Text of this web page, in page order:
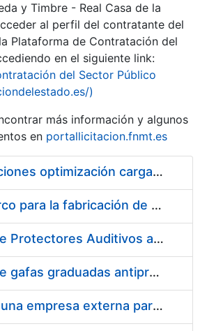
y Timbre - Real Casa de la
al perfil del contratante del
Plataforma de Contratación del
en el siguiente link:
del Sector Público
)
más información y algunos
en portallicitacion.fnmt.es
Pliego condiciones optimización cargas compras firmado
Acuerdo marco para la fabricación de piezas
Suministro de Protectores Auditivos a medida para las personas trabajadoras de los Centros de Trabajo de Madrid y Burgos
Suministro de gafas graduadas antiproyecciones para los trabajadores de la FNMT-RCM en los centros de trabajo de Madrid y Burgos
Servicios de una empresa externa para el asesoramiento y resolución de los recursos de alzada que se presentan relacionados con procesos de selección para la FNMT-RCM